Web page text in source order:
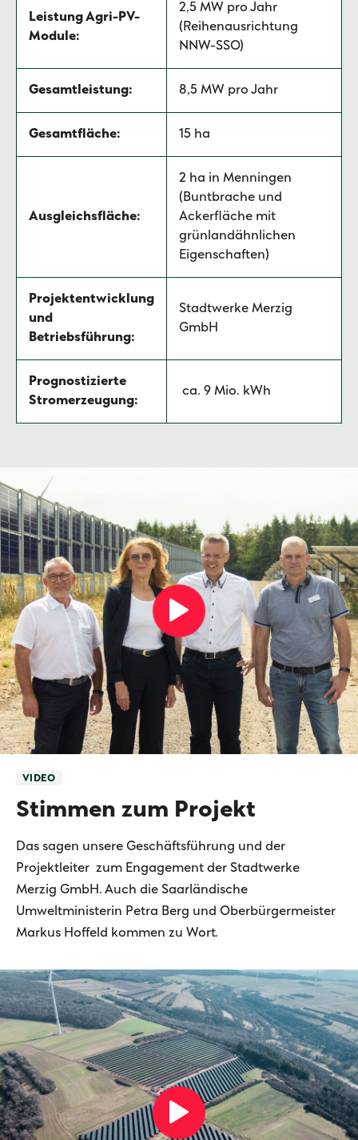
Leistung Agri-PV-
Module:
2,5 MW pro Jahr
(Reihenausrichtung
NNW-SSO)
Gesamtleistung: 8,5 MW pro Jahr
Gesamtfläche: 15 ha
Ausgleichsfläche:
2 ha in Menningen
(Buntbrache und
Ackerfläche mit
grünlandähnlichen
Eigenschaften)
Projektentwicklung
und
Betriebsführung:
Stadtwerke Merzig
GmbH
Prognostizierte
Stromerzeugung:
ca. 9 Mio. kWh
VIDEO
Stimmen zum Projekt
Das sagen unsere Geschäftsführung und der
Projektleiter zum Engagement der Stadtwerke
Merzig GmbH. Auch die Saarländische
Umweltministerin Petra Berg und Oberbürgermeister
Markus Hoffeld kommen zu Wort.